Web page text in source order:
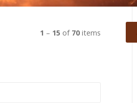
1 – 15 of 70 items